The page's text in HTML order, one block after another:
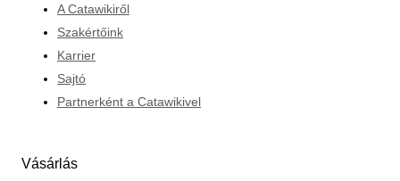
A Catawikiről
Szakértőink
Karrier
Sajtó
Partnerként a Catawikivel
Vásárlás